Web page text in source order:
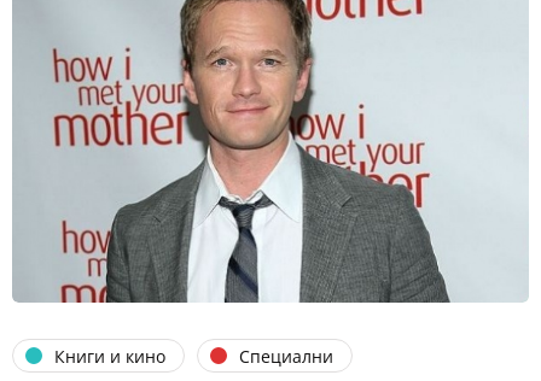
Книги и кино Специални